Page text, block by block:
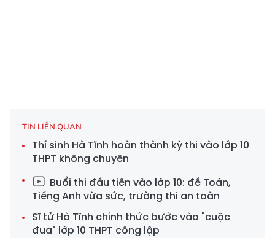
TIN LIÊN QUAN
Thí sinh Hà Tĩnh hoàn thành kỳ thi vào lớp 10
THPT không chuyên
Buổi thi đầu tiên vào lớp 10: đề Toán,
Tiếng Anh vừa sức, trường thi an toàn
Sĩ tử Hà Tĩnh chính thức bước vào "cuộc
đua" lớp 10 THPT công lập